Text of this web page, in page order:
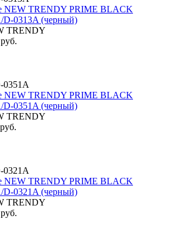
NEW TRENDY PRIME BLACK
D-0313A (черный)
TRENDY
0351A
NEW TRENDY PRIME BLACK
D-0351A (черный)
TRENDY
0321A
NEW TRENDY PRIME BLACK
D-0321A (черный)
TRENDY